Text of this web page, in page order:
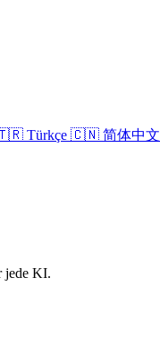
Türkçe 🇨🇳 简体中文
jede KI.